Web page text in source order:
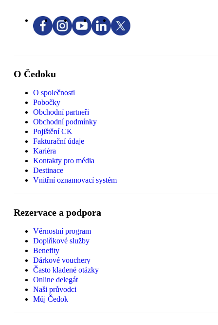
O Čedoku
O společnosti
Pobočky
Obchodní partneři
Obchodní podmínky
Pojištění CK
Fakturační údaje
Kariéra
Kontakty pro média
Destinace
Vnitřní oznamovací systém
Rezervace a podpora
Věrnostní program
Doplňkové služby
Benefity
Dárkové vouchery
Často kladené otázky
Online delegát
Naši průvodci
Můj Čedok